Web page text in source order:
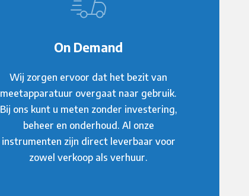
On Demand
Wij zorgen ervoor dat het bezit van
meetapparatuur overgaat naar gebruik.
Bij ons kunt u meten zonder investering,
beheer en onderhoud. Al onze
instrumenten zijn direct leverbaar voor
zowel verkoop als verhuur.